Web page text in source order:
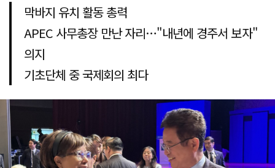
막바지 유치 활동 총력
APEC 사무총장 만난 자리…"내년에 경주서 보자"
의지
기초단체 중 국제회의 최다